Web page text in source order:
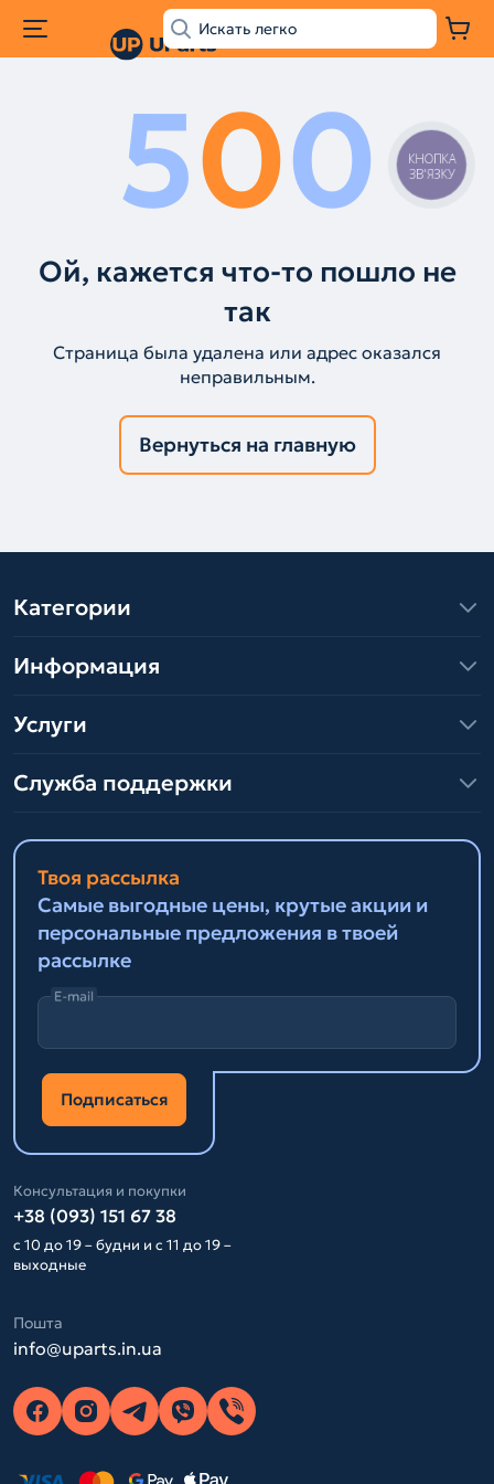
500
Ой, кажется что-то пошло не
так
Страница была удалена или адрес оказался
неправильным.
Вернуться на главную
Категории
Информация
Услуги
Служба поддержки
Твоя рассылка
Самые выгодные цены, крутые акции и
персональные предложения в твоей
рассылке
E-mail
Подписаться
Консультация и покупки
+38 (093) 151 67 38
с 10 до 19 – будни и с 11 до 19 –
выходные
Пошта
info@uparts.in.ua
КНОПКА
ЗВ'ЯЗКУ